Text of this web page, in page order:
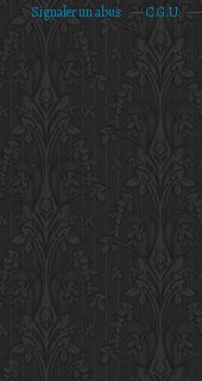
Signaler un abus C.G.U.